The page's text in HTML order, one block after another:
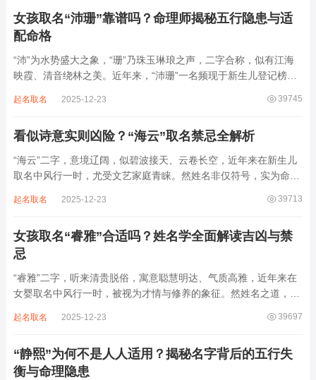
女孩取名“沛珊”靠谱吗？命理师揭秘五行隐患与适
配命格
“沛”为水势盛大之象，“珊”乃珠玉琳琅之声，二字合称，似有江海
映霞、清音绕林之美。近年来，“沛珊”一名频现于新生儿登记榜
雅符号，实为命理五行流转之枢纽。一字之选，关乎气场平衡。沛
39745
起名取名 2025-12-23
看似诗意实则凶险？“海云”取名禁忌全解析
“海云”二字，意境辽阔，似碧波接天、云卷长空，近年来在新生儿
取名中风行一时，尤受文艺家庭青睐。然姓名非仅符号，实为命局
滔天，木浮无根，阴气过重，易致意志不坚、事业漂泊、健康受
39713
起名取名 2025-12-23
女孩取名“睿雅”合适吗？姓名学全面解读吉凶与禁
忌
“睿雅”二字，听来清贵脱俗，寓意聪慧明达、气质高雅，近年来在
女婴取名中风行一时，被视为才情与修养的象征。然姓名之道，贵
增心力。细察“睿雅”之局，实藏金水成势、火土受制之患，若不顾
39697
起名取名 2025-12-23
“静熙”为何不是人人适用？揭秘名字背后的五行失
衡与命理隐患